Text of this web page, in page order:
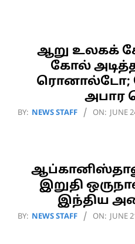
ஆறு உலகக்
கோல்
ரொனால்டோ;
அபார
2026-
BY: NEWS STAFF ON: JUNE
இறுதி
இந்திய
2026-
BY: NEWS STAFF ON: JUNE